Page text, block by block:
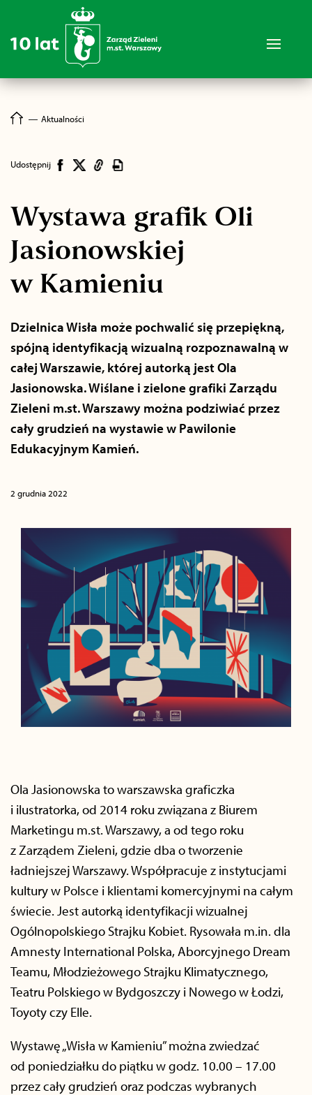
― Aktualności
Udostępnij
Wystawa grafik Oli
Jasionowskiej
w Kamieniu
Dzielnica Wisła może pochwalić się przepiękną,
spójną identyfikacją wizualną rozpoznawalną w
całej Warszawie, której autorką jest Ola
Jasionowska. Wiślane i zielone grafiki Zarządu
Zieleni m.st. Warszawy można podziwiać przez
cały grudzień na wystawie w Pawilonie
Edukacyjnym Kamień.
2 grudnia 2022
Ola Jasionowska to warszawska graficzka
i ilustratorka, od 2014 roku związana z Biurem
Marketingu m.st. Warszawy, a od tego roku
z Zarządem Zieleni, gdzie dba o tworzenie
ładniejszej Warszawy. Współpracuje z instytucjami
kultury w Polsce i klientami komercyjnymi na całym
świecie. Jest autorką identyfikacji wizualnej
Ogólnopolskiego Strajku Kobiet. Rysowała m.in. dla
Amnesty International Polska, Aborcyjnego Dream
Teamu, Młodzieżowego Strajku Klimatycznego,
Teatru Polskiego w Bydgoszczy i Nowego w Łodzi,
Toyoty czy Elle.
Wystawę „Wisła w Kamieniu” można zwiedzać
od poniedziałku do piątku w godz. 10.00 – 17.00
przez cały grudzień oraz podczas wybranych